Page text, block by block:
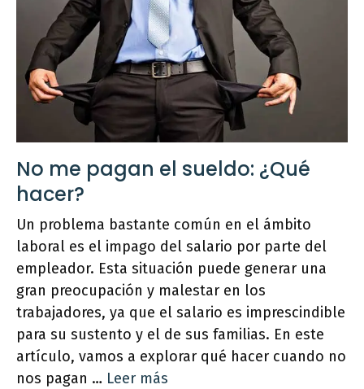
No me pagan el sueldo: ¿Qué
hacer?
Un problema bastante común en el ámbito
laboral es el impago del salario por parte del
empleador. Esta situación puede generar una
gran preocupación y malestar en los
trabajadores, ya que el salario es imprescindible
para su sustento y el de sus familias. En este
artículo, vamos a explorar qué hacer cuando no
nos pagan … Leer más